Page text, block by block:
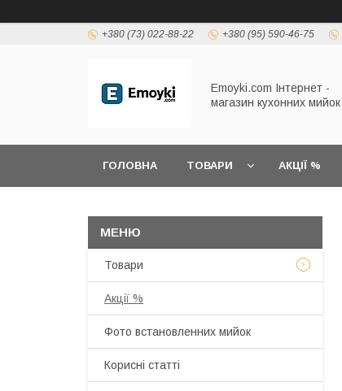
+380 (73) 022-88-22 +380 (95) 590-46-75
Emoyki.com Інтернет -
магазин кухонних мийок
ГОЛОВНА ТОВАРИ АКЦІЇ %
Товари
Акції %
Фото встановленних мийок
Корисні статті